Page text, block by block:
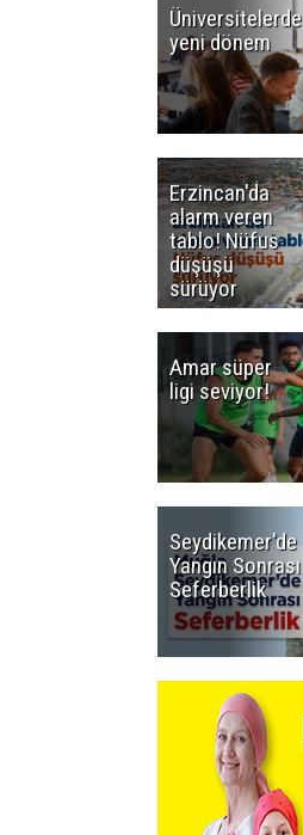
Üniversitelerde
yeni dönem
Erzincan'da
alarm veren
tablo! Nüfus
düşüşü
sürüyor
Amar süper
ligi seviyor!
Seydikemer'de
Yangın Sonrası
Seferberlik